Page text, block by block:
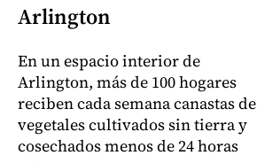
Arlington
En un espacio interior de
Arlington, más de 100 hogares
reciben cada semana canastas de
vegetales cultivados sin tierra y
cosechados menos de 24 horas